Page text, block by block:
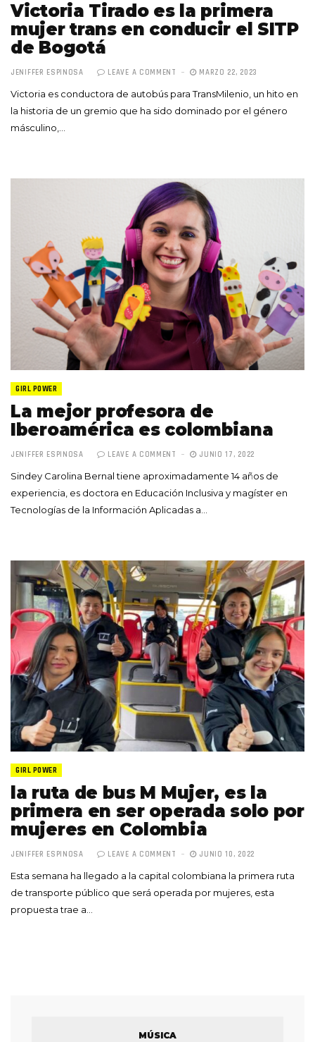
Victoria Tirado es la primera
mujer trans en conducir el SITP
de Bogotá
JENIFFER ESPINOSA LEAVE A COMMENT MARZO 22, 2023
Victoria es conductora de autobús para TransMilenio, un hito en
la historia de un gremio que ha sido dominado por el género
másculino,…
GIRL POWER
La mejor profesora de
Iberoamérica es colombiana
JENIFFER ESPINOSA LEAVE A COMMENT JUNIO 17, 2022
Sindey Carolina Bernal tiene aproximadamente 14 años de
experiencia, es doctora en Educación Inclusiva y magíster en
Tecnologías de la Información Aplicadas a…
GIRL POWER
la ruta de bus M Mujer, es la
primera en ser operada solo por
mujeres en Colombia
JENIFFER ESPINOSA LEAVE A COMMENT JUNIO 10, 2022
Esta semana ha llegado a la capital colombiana la primera ruta
de transporte público que será operada por mujeres, esta
propuesta trae a…
MÚSICA